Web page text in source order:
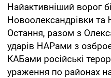
Найактивніший ворог
Новоолександрівки та
Остання, разом з
ударів НАРами з
КАБами російські
ураження по районах